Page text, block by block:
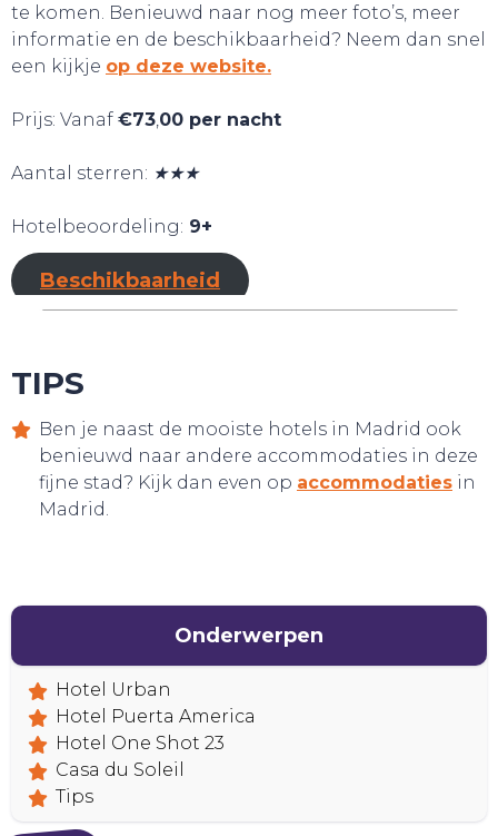
BELEEF!
te komen. Benieuwd naar nog meer foto’s, meer
informatie en de beschikbaarheid? Neem dan snel
een kijkje op deze website.
Prijs: Vanaf €73 00 per nacht
Aantal sterren: ★★★
Hotelbeoordeling: 9+
Beschikbaarheid
TIPS
Ben je naast de mooiste hotels in Madrid ook
benieuwd naar andere accommodaties in deze
fijne stad? Kijk dan even op accommodaties in
Madrid.
Onderwerpen
Hotel Urban
Hotel Puerta America
Hotel One Shot 23
Casa du Soleil
Tips